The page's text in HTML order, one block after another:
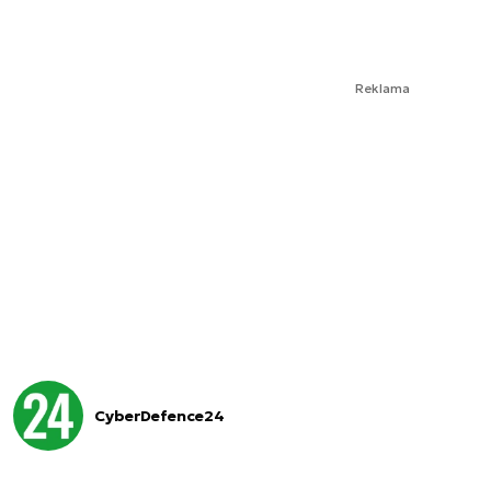
Reklama
CyberDefence24